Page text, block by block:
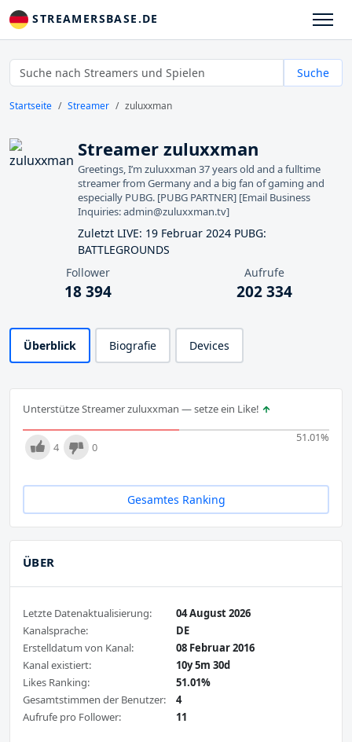
STREAMERSBASE.DE
Suche
Startseite Streamer zuluxxman
Streamer zuluxxman
Greetings, I’m zuluxxman 37 years old and a fulltime
streamer from Germany and a big fan of gaming and
especially PUBG. [PUBG PARTNER] [Email Business
Inquiries: admin@zuluxxman.tv]
Zuletzt LIVE: 19 Februar 2024 PUBG:
BATTLEGROUNDS
Follower
18 394
Aufrufe
202 334
Überblick Biografie Devices
Unterstütze Streamer zuluxxman — setze ein Like!
51.01%
4 0
Gesamtes Ranking
ÜBER
Letzte Datenaktualisierung:
04 August 2026
Kanalsprache:
DE
Erstelldatum von Kanal:
08 Februar 2016
Kanal existiert:
10y 5m 30d
Likes Ranking:
51.01%
Gesamtstimmen der Benutzer:
4
Aufrufe pro Follower:
11